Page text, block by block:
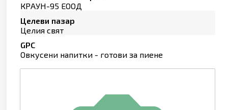
КРАУН-95 ЕООД
Целеви пазар
Целия свят
GPC
Овкусени напитки - готови за пиене